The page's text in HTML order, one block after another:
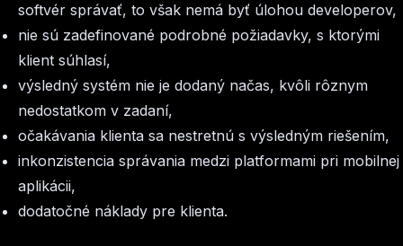
softvér správať, to však nemá byť úlohou developerov,
nie sú zadefinované podrobné požiadavky, s ktorými
klient súhlasí,
výsledný systém nie je dodaný načas, kvôli rôznym
nedostatkom v zadaní,
očakávania klienta sa nestretnú s výsledným riešením,
inkonzistencia správania medzi platformami pri mobilnej
aplikácii,
dodatočné náklady pre klienta.